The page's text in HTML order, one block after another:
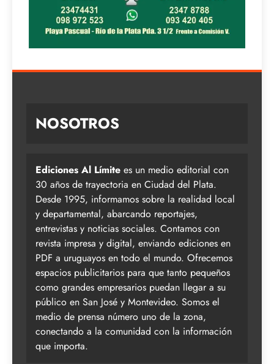
NOSOTROS
Ediciones Al Límite es un medio editorial con
30 años de trayectoria en Ciudad del Plata.
Desde 1995, informamos sobre la realidad local
y departamental, abarcando reportajes,
entrevistas y noticias sociales. Contamos con
revista impresa y digital, enviando ediciones en
PDF a uruguayos en todo el mundo. Ofrecemos
espacios publicitarios para que tanto pequeños
como grandes empresarios puedan llegar a su
público en San José y Montevideo. Somos el
medio de prensa número uno de la zona,
conectando a la comunidad con la información
que importa.